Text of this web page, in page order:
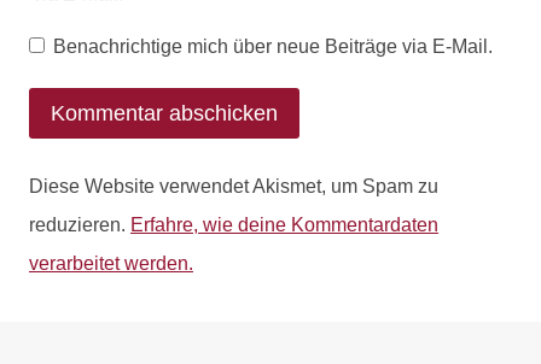
Benachrichtige mich über neue Beiträge via E-Mail.
Diese Website verwendet Akismet, um Spam zu
reduzieren. Erfahre, wie deine Kommentardaten
verarbeitet werden.